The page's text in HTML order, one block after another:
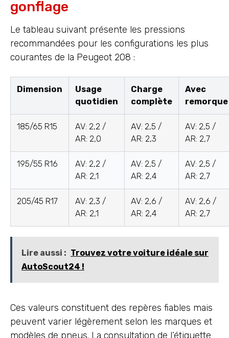
gonflage
Le tableau suivant présente les pressions
recommandées pour les configurations les plus
courantes de la Peugeot 208 :
Dimension
Usage
quotidien
Charge
complète
Avec
remorque
185/65 R15
AV: 2,2 /
AR: 2,0
AV: 2,5 /
AR: 2,3
AV: 2,5 /
AR: 2,7
195/55 R16
AV: 2,2 /
AR: 2,1
AV: 2,5 /
AR: 2,4
AV: 2,5 /
AR: 2,7
205/45 R17
AV: 2,3 /
AR: 2,1
AV: 2,6 /
AR: 2,4
AV: 2,6 /
AR: 2,7
Lire aussi : Trouvez votre voiture idéale sur
AutoScout24 !
Ces valeurs constituent des repères fiables mais
peuvent varier légèrement selon les marques et
modèles de pneus. La consultation de l’étiquette